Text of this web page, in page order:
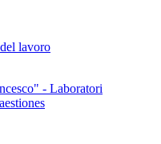
lavoro
- Laboratori